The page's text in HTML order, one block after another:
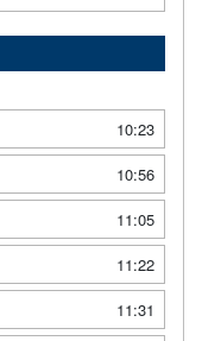
10:23
10:56
11:05
11:22
11:31